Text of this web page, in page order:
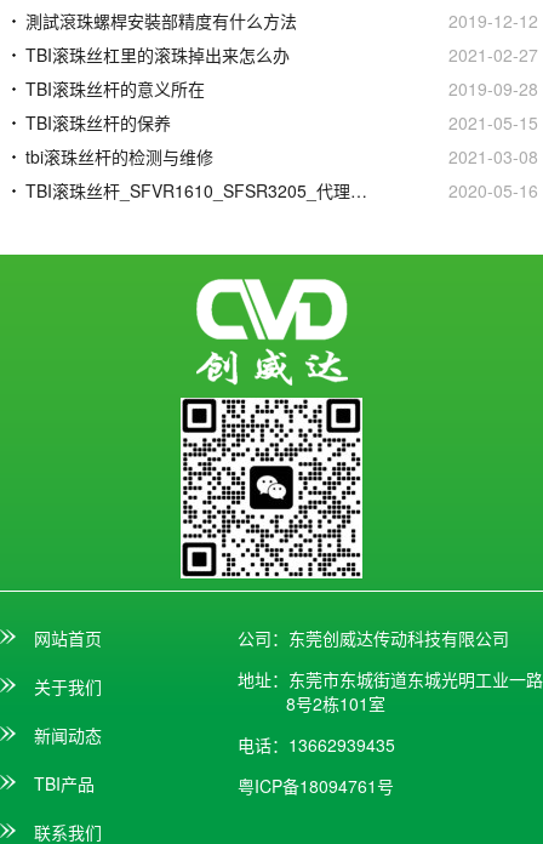
測試滾珠螺桿安裝部精度有什么方法
2019-12-12
TBI滚珠丝杠里的滚珠掉出来怎么办
2021-02-27
TBI滚珠丝杆的意义所在
2019-09-28
TBI滚珠丝杆的保养
2021-05-15
tbi滚珠丝杆的检测与维修
2021-03-08
TBI滚珠丝杆_SFVR1610_SFSR3205_代理商正品官网
2020-05-16
网站首页
关于我们
新闻动态
TBI产品
联系我们
公司：东莞创威达传动科技有限公司
地址：东莞市东城街道东城光明工业一路
8号2栋101室
电话：13662939435
粤ICP备18094761号